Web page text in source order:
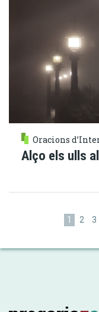
Oracions
Alço els ulls
Pàgina
1 2 3